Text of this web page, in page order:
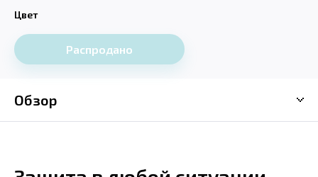
Цвет
Распродано
Обзор